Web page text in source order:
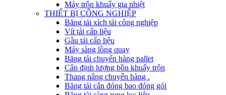
Máy trộn khuấy gia nhiệt
THIẾT BỊ CÔNG NGHIỆP
Băng tải xích tải công nghiệp
Vít tải cấp liệu
Gầu tải cấp liệu
Máy sàng lồng quay
Băng tải chuyển hàng pallet
Cân định lượng bồn khuấy trộn
Thang nâng chuyển hàng .
Băng tải cân đóng bao đóng gói